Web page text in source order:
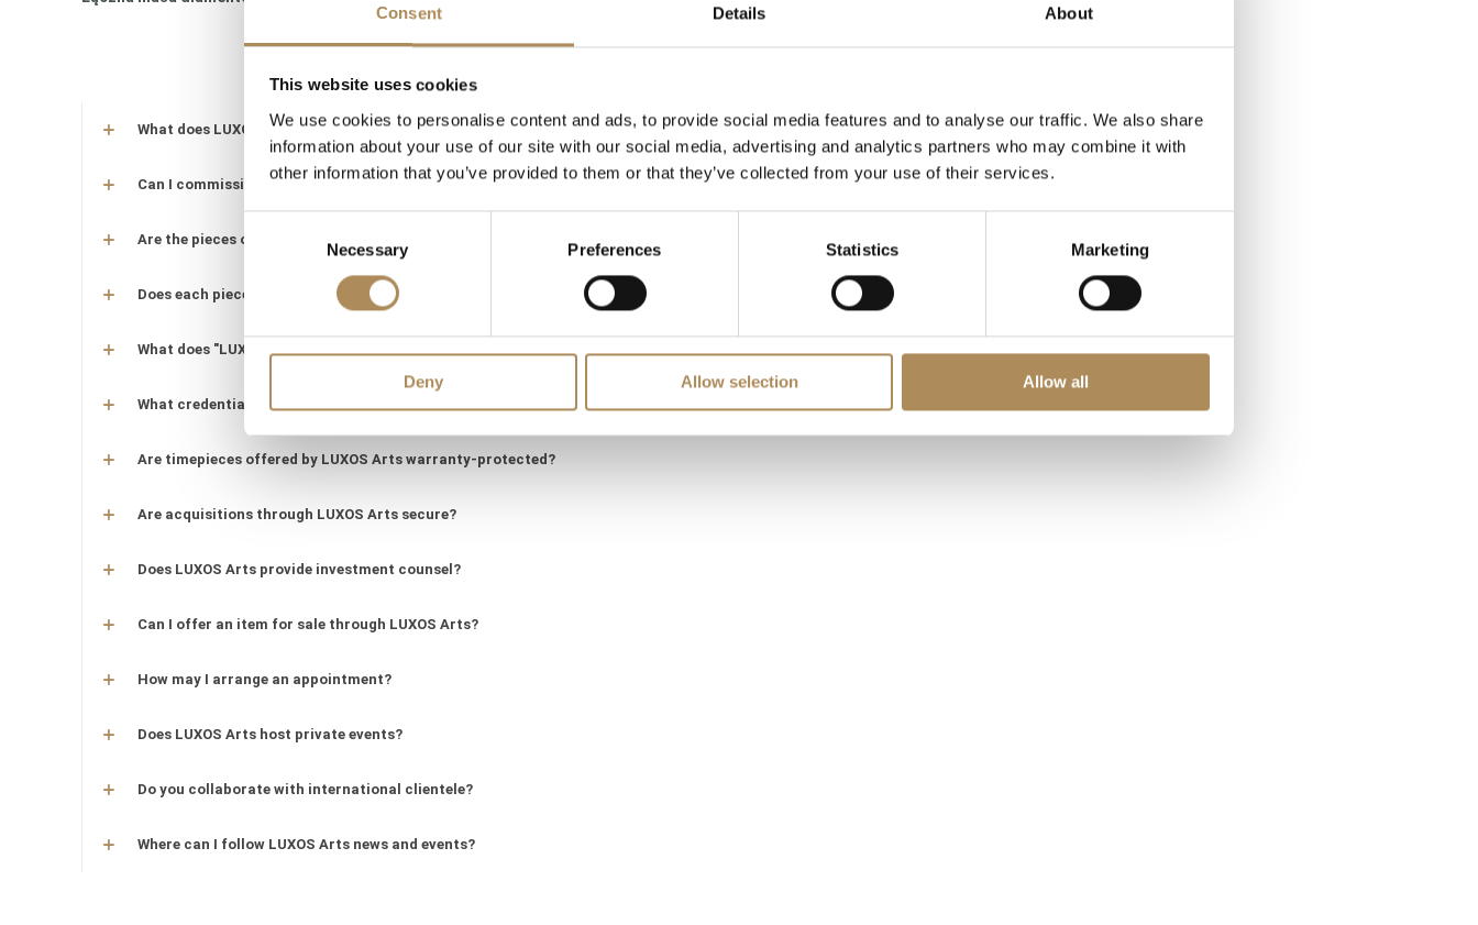
Consent Details About
This website uses cookies
We use cookies to personalise content and ads, to provide social media features and to analyse our traffic. We also share
information about your use of our site with our social media, advertising and analytics partners who may combine it with
other information that you’ve provided to them or that they’ve collected from your use of their services.
Selection
Necessary Preferences Statistics Marketing
Deny Allow selection Allow all
What does LUXOS Arts do?
Can I commission a bespoke piece or request sourcing of a specific item?
Are the pieces offered by LUXOS Arts authentic and of genuine value?
Does each piece include a certificate of authenticity?
What does "LUXOS Arts Certified Selection" signify?
What credentials does the LUXOS Arts team possess?
Are timepieces offered by LUXOS Arts warranty-protected?
Are acquisitions through LUXOS Arts secure?
Does LUXOS Arts provide investment counsel?
Can I offer an item for sale through LUXOS Arts?
How may I arrange an appointment?
Does LUXOS Arts host private events?
Do you collaborate with international clientele?
Where can I follow LUXOS Arts news and events?